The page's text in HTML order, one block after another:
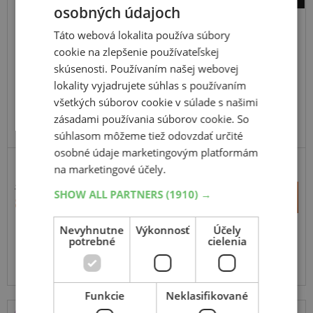
Barum
Vanis AllSeason
195 70 R15 104/102R
130,38 €
81,90 €
SKLADOM Expedujeme ešte dnes
Na predajni v Bratislave do 2 dní.
Centrálny sklad 20 ks.
osobných údajoch
Táto webová lokalita používa súbory
cookie na zlepšenie používateľskej
skúsenosti. Používaním našej webovej
lokality vyjadrujete súhlas s používaním
všetkých súborov cookie v súlade s našimi
zásadami používania súborov cookie. So
súhlasom môžeme tiež odovzdať určité
osobné údaje marketingovým platformám
na marketingové účely.
SHOW ALL PARTNERS(1910) →
Nevyhnutne
potrebné
Výkonnosť
Účely
cielenia
Funkcie Neklasifikované